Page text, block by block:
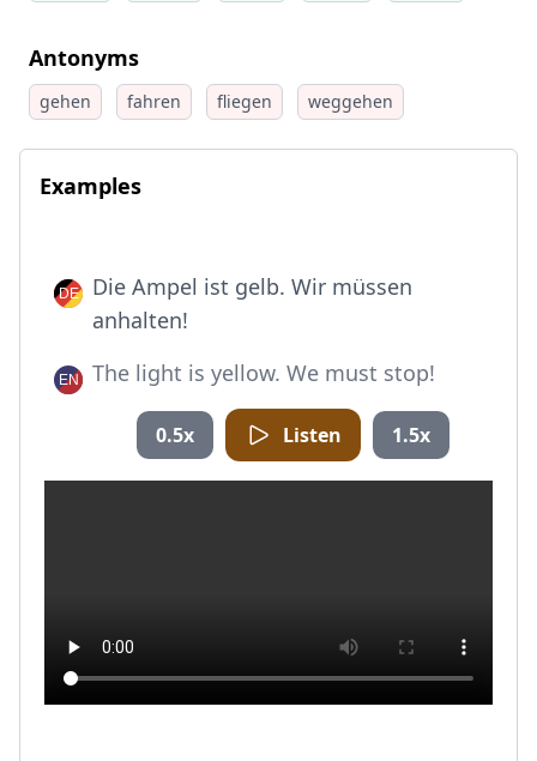
Antonyms
gehen fahren fliegen weggehen
Examples
Die Ampel ist gelb. Wir müssen
anhalten!
The light is yellow. We must stop!
0.5x Listen 1.5x